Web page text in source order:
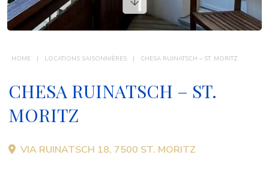
CONTACT
HOME LOCATIONS SAISONNIÈRES CHESA RUINATSCH – ST. MORITZ
CHESA RUINATSCH – ST.
MORITZ
VIA RUINATSCH 18, 7500 ST. MORITZ